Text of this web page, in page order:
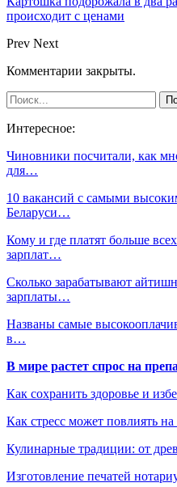
происходит с ценами
Prev Next
Комментарии закрыты.
Интересное:
Чиновники посчитали, как
для…
10 вакансий с самыми
Беларуси…
Кому и где платят больше
зарплат…
Сколько зарабатывают
зарплаты…
Названы самые
в…
В мире растет спрос на
Как сохранить здоровье и
Как стресс может повлиять
Кулинарные традиции: от
Изготовление печатей